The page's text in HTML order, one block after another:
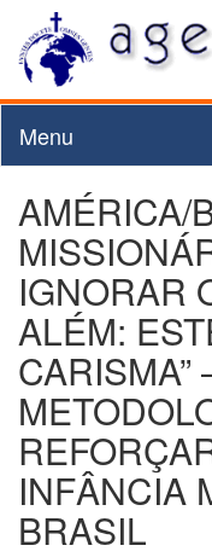
Menu
AMÉRICA/
IGNORAR
ALÉM:
CARISMA”
INFÂNCIA
BRASIL